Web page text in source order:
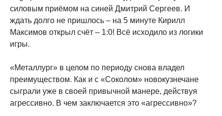
силовым приёмом на синей Дмитрий Сергеев. И
ждать долго не пришлось – на 5 минуте Кирилл
Максимов открыл счёт – 1:0! Всё исходило из логики
игры.
«Металлург» в целом по периоду снова владел
преимуществом. Как и с «Соколом» новокузнечане
сыграли уже в своей привычной манере, действуя
агрессивно. В чем заключается это «агрессивно»?